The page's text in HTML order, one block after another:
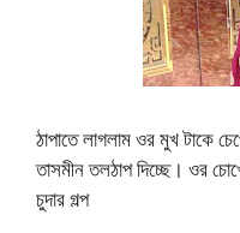
ঠাপাতে লাগলাম ওর মুখ টাকে
তাসমীন তলঠাপ দিচ্ছে। ওর
চুদার গল্প